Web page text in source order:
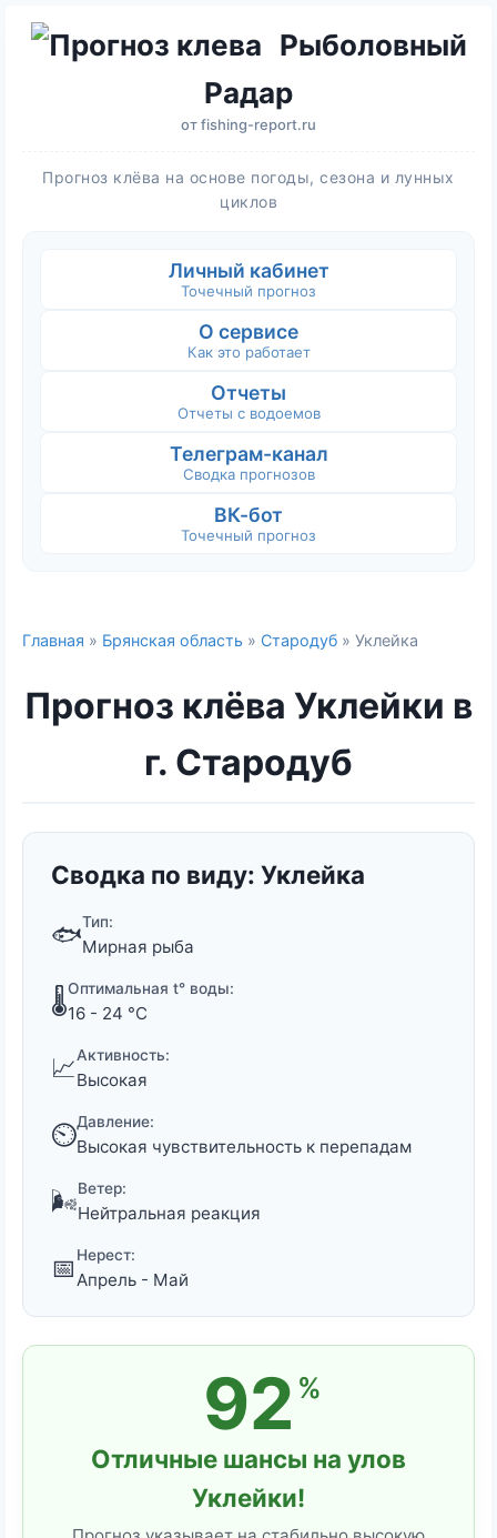
Рыболовный
Радар
отfishing-report.ru
Прогноз клёва на основе погоды, сезона и лунных
циклов
Личный кабинет
Точечный прогноз
О сервисе
Как это работает
Отчеты
Отчеты с водоемов
Телеграм-канал
Сводка прогнозов
ВК-бот
Точечный прогноз
Главная » Брянская область » Стародуб » Уклейка
Прогноз клёва Уклейки в
г. Стародуб
Сводка по виду: Уклейка
🐟Тип:
Мирная рыба
🌡️Оптимальная t° воды:
16 - 24 °C
📈Активность:
Высокая
⏲️Давление:
Высокая чувствительность к перепадам
🌬️Ветер:
Нейтральная реакция
📅 Нерест:
Апрель - Май
92 %
Отличные шансы на улов
Уклейки!